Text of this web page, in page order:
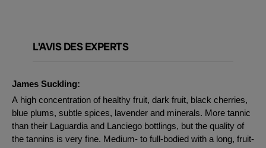
L'AVIS DES EXPERTS
James Suckling:
A high concentration of healthy fruit, dark fruit, black cherries,
blue plums, subtle spices, lavender and minerals. More tannic
than their Laguardia and Lanciego bottlings, but the quality of
the tannins is very fine. Medium- to full-bodied with a long, fruit-